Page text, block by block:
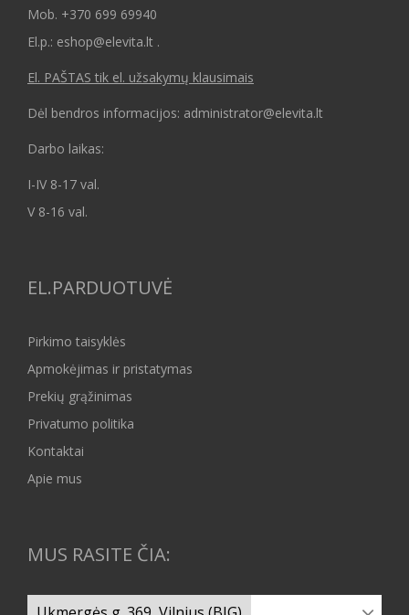
Mob. +370 699 69940
El.p.: eshop@elevita.lt .
El. PAŠTAS tik el. užsakymų klausimais
Dėl bendros informacijos: administrator@elevita.lt
Darbo laikas:
I-IV 8-17 val.
V 8-16 val.
EL.PARDUOTUVĖ
Pirkimo taisyklės
Apmokėjimas ir pristatymas
Prekių grąžinimas
Privatumo politika
Kontaktai
Apie mus
MUS RASITE ČIA: